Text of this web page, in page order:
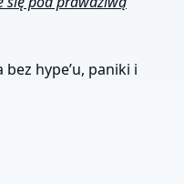
hype’u, paniki i